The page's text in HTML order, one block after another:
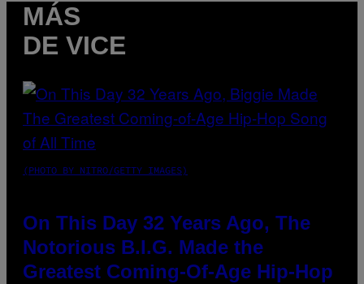
MÁS
DE VICE
(PHOTO BY NITRO/GETTY IMAGES)
On This Day 32 Years Ago, The
Notorious B.I.G. Made the
Greatest Coming-Of-Age Hip-Hop